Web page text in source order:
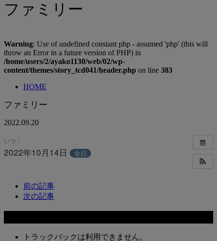
ファミリー
Warning: Use of undefined constant php - assumed 'php' (this will
throw an Error in a future version of PHP) in
/home/users/2/ayako1130/web/02/wp-
content/themes/story_tcd041/header.php on line 383
HOME
ファミリー
2022.09.20
いつ：
2022年10月14日 全日
前の記事
次の記事
トラックバックは利用できません。